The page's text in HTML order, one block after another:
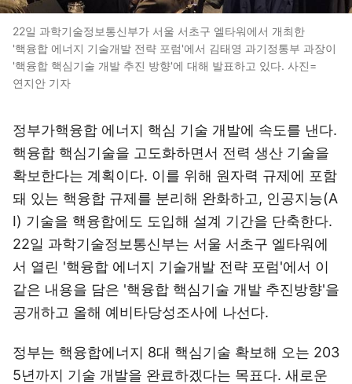
22일 과학기술정보통신부가 서울 서초구 엘타워에서 개최한
'핵융합 에너지 기술개발 전략 포럼'에서 김태영 과기정통부 과장이
'핵융합 핵심기술 개발 추진 방향'에 대해 발표하고 있다. 사진=
연지안 기자
정부가핵융합 에너지 핵심 기술 개발에 속도를 낸다.
핵융합 핵심기술을 고도화하면서 전력 생산 기술을
확보한다는 계획이다. 이를 위해 원자력 규제에 포함
돼 있는 핵융합 규제를 분리해 완화하고, 인공지능(A
I) 기술을 핵융합에도 도입해 설계 기간을 단축한다.
22일 과학기술정보통신부는 서울 서초구 엘타워에
서 열린 '핵융합 에너지 기술개발 전략 포럼'에서 이
같은 내용을 담은 '핵융합 핵심기술 개발 추진방향'을
공개하고 올해 예비타당성조사에 나선다.
정부는 핵융합에너지 8대 핵심기술 확보해 오는 203
5년까지 기술 개발을 완료하겠다는 목표다. 새로운